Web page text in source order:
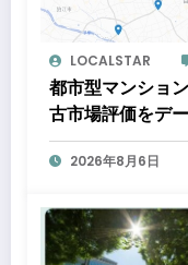
LOCALSTAR
都市型マンショ
古市場評価をデ
都心好立地、開
2026年8月6日